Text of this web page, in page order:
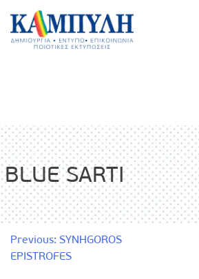
Skip
content
BLUE SARTI
Πλοήγηση
Previous: SYNHGOROS
EPISTROFES